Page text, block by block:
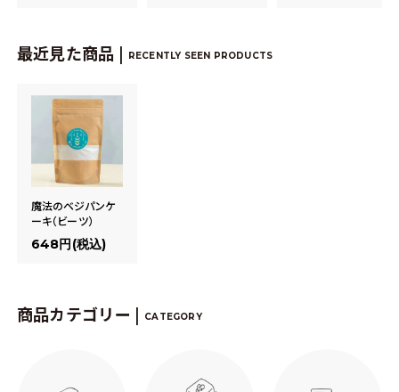
最近見た商品 | RECENTLY SEEN PRODUCTS
魔法のベジパンケ
ーキ（ビーツ）
648円(税込)
商品カテゴリー | CATEGORY